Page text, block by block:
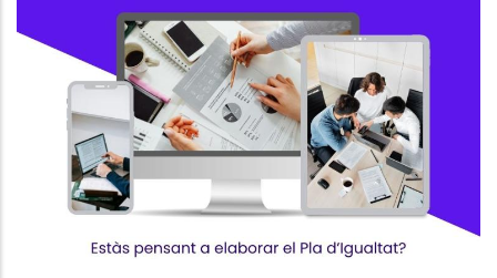
Suport A Les Empreses Per
Elaborar El Pla D’Igualtat
S. socials,Ocupació